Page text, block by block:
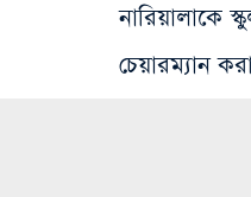
নারিয়ালাকে
চেয়ারম্যান